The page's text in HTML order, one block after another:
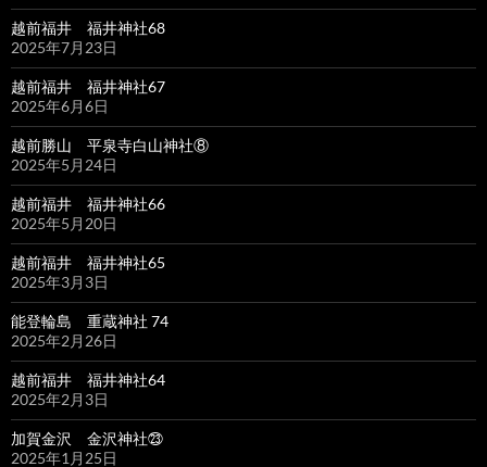
越前福井 福井神社68
2025年7月23日
越前福井 福井神社67
2025年6月6日
越前勝山 平泉寺白山神社⑧
2025年5月24日
越前福井 福井神社66
2025年5月20日
越前福井 福井神社65
2025年3月3日
能登輪島 重蔵神社 74
2025年2月26日
越前福井 福井神社64
2025年2月3日
加賀金沢 金沢神社㉓
2025年1月25日